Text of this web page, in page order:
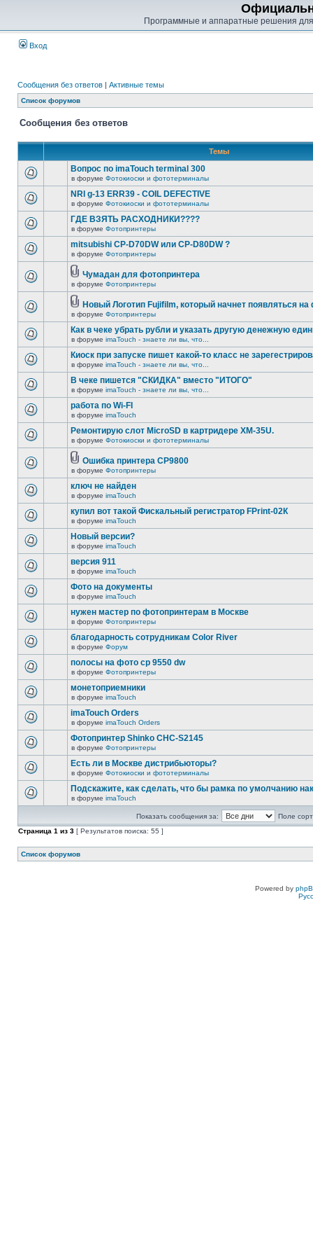
Программные и аппаратные решения
Вход
Сообщения без ответов | Активные темы
Список форумов
Сообщения без ответов
Темы
Вопрос по imaTouch terminal 300
в форуме Фотокиоски и фототерминалы
NRI g-13 ERR39 - COIL DEFECTIVE
в форуме Фотокиоски и фототерминалы
ГДЕ ВЗЯТЬ РАСХОДНИКИ????
в форуме Фотопринтеры
mitsubishi CP-D70DW или CP-D80DW ?
в форуме Фотопринтеры
Чумадан для фотопринтера
в форуме Фотопринтеры
Новый Логотип Fujifilm, который начнет появляться на
в форуме Фотопринтеры
Как в чеке убрать рубли и указать другую денежную
в форуме imaTouch - знаете ли вы, что...
Киоск при запуске пишет какой-то класс не
в форуме imaTouch - знаете ли вы, что...
В чеке пишется "СКИДКА" вместо "ИТОГО"
в форуме imaTouch - знаете ли вы, что...
работа по Wi-FI
в форуме imaTouch
Ремонтирую слот MicroSD в картридере XM-35U.
в форуме Фотокиоски и фототерминалы
Ошибка принтера CP9800
в форуме Фотопринтеры
ключ не найден
в форуме imaTouch
купил вот такой Фискальный регистратор FPrint-02К
в форуме imaTouch
Новый версии?
в форуме imaTouch
версия 911
в форуме imaTouch
Фото на документы
в форуме imaTouch
нужен мастер по фотопринтерам в Москве
в форуме Фотопринтеры
благодарность сотрудникам Color River
в форуме Форум
полосы на фото cp 9550 dw
в форуме Фотопринтеры
монетоприемники
в форуме imaTouch
imaTouch Orders
в форуме imaTouch Orders
Фотопринтер Shinko CHC-S2145
в форуме Фотопринтеры
Есть ли в Москве дистрибьюторы?
в форуме Фотокиоски и фототерминалы
Подскажите, как сделать, что бы рамка по умолчанию
в форуме imaTouch
Показать сообщения за:
Поле
Страница 1 из 3 [ Результатов поиска: 55 ]
Список форумов
Powered by